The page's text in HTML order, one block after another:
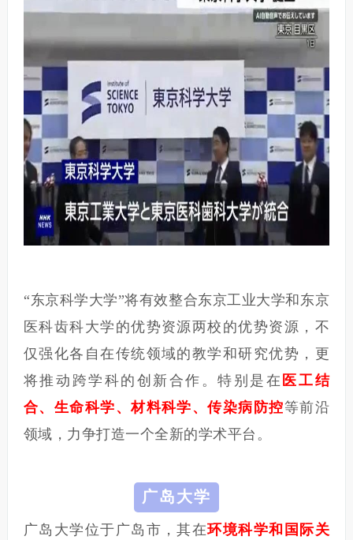
“东京科学大学”将有效整合东京工业大学和东京
医科齿科大学的优势资源两校的优势资源，不
仅强化各自在传统领域的教学和研究优势，更
将推动跨学科的创新合作。特别是在 医工结
合、生命科学、材料科学、传染病防控等前沿
领域，力争打造一个全新的学术平台。
广岛大学
广岛大学位于广岛市，其在环境科学和国际关